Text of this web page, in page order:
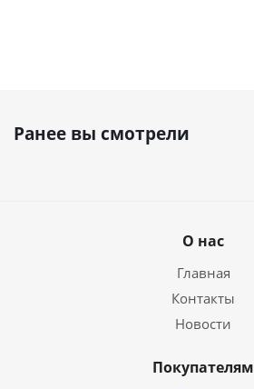
Ранее вы смотрели
О нас
Главная
Контакты
Новости
Покупателям